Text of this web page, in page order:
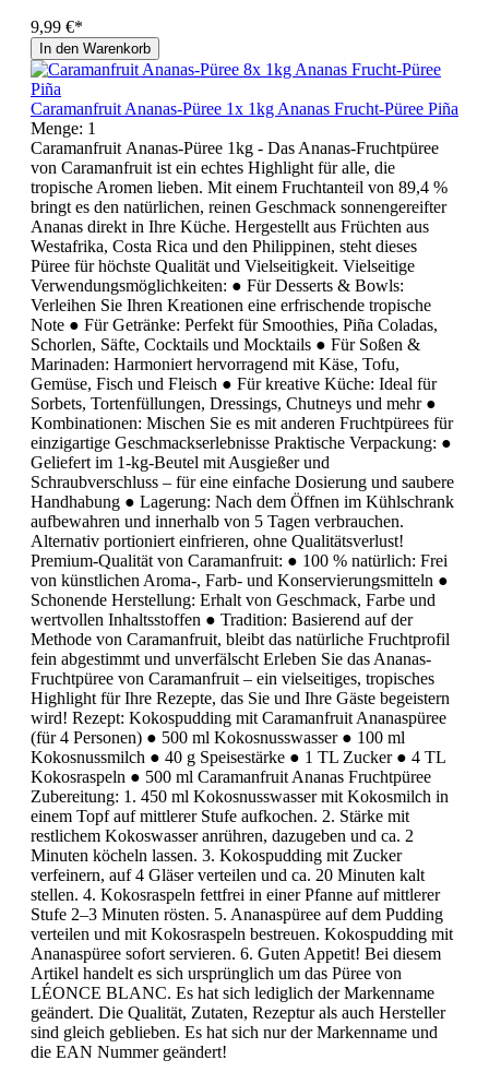
9,99 €*
In den Warenkorb
Caramanfruit Ananas-Püree 1x 1kg Ananas Frucht-Püree Piña
Menge: 1
Caramanfruit Ananas-Püree 1kg - Das Ananas-Fruchtpüree
von Caramanfruit ist ein echtes Highlight für alle, die
tropische Aromen lieben. Mit einem Fruchtanteil von 89,4 %
bringt es den natürlichen, reinen Geschmack sonnengereifter
Ananas direkt in Ihre Küche. Hergestellt aus Früchten aus
Westafrika, Costa Rica und den Philippinen, steht dieses
Püree für höchste Qualität und Vielseitigkeit. Vielseitige
Verwendungsmöglichkeiten: ● Für Desserts & Bowls:
Verleihen Sie Ihren Kreationen eine erfrischende tropische
Note ● Für Getränke: Perfekt für Smoothies, Piña Coladas,
Schorlen, Säfte, Cocktails und Mocktails ● Für Soßen &
Marinaden: Harmoniert hervorragend mit Käse, Tofu,
Gemüse, Fisch und Fleisch ● Für kreative Küche: Ideal für
Sorbets, Tortenfüllungen, Dressings, Chutneys und mehr ●
Kombinationen: Mischen Sie es mit anderen Fruchtpürees für
einzigartige Geschmackserlebnisse Praktische Verpackung: ●
Geliefert im 1-kg-Beutel mit Ausgießer und
Schraubverschluss – für eine einfache Dosierung und saubere
Handhabung ● Lagerung: Nach dem Öffnen im Kühlschrank
aufbewahren und innerhalb von 5 Tagen verbrauchen.
Alternativ portioniert einfrieren, ohne Qualitätsverlust!
Premium-Qualität von Caramanfruit: ● 100 % natürlich: Frei
von künstlichen Aroma-, Farb- und Konservierungsmitteln ●
Schonende Herstellung: Erhalt von Geschmack, Farbe und
wertvollen Inhaltsstoffen ● Tradition: Basierend auf der
Methode von Caramanfruit, bleibt das natürliche Fruchtprofil
fein abgestimmt und unverfälscht Erleben Sie das Ananas-
Fruchtpüree von Caramanfruit – ein vielseitiges, tropisches
Highlight für Ihre Rezepte, das Sie und Ihre Gäste begeistern
wird! Rezept: Kokospudding mit Caramanfruit Ananaspüree
(für 4 Personen) ● 500 ml Kokosnusswasser ● 100 ml
Kokosnussmilch ● 40 g Speisestärke ● 1 TL Zucker ● 4 TL
Kokosraspeln ● 500 ml Caramanfruit Ananas Fruchtpüree
Zubereitung: 1. 450 ml Kokosnusswasser mit Kokosmilch in
einem Topf auf mittlerer Stufe aufkochen. 2. Stärke mit
restlichem Kokoswasser anrühren, dazugeben und ca. 2
Minuten köcheln lassen. 3. Kokospudding mit Zucker
verfeinern, auf 4 Gläser verteilen und ca. 20 Minuten kalt
stellen. 4. Kokosraspeln fettfrei in einer Pfanne auf mittlerer
Stufe 2–3 Minuten rösten. 5. Ananaspüree auf dem Pudding
verteilen und mit Kokosraspeln bestreuen. Kokospudding mit
Ananaspüree sofort servieren. 6. Guten Appetit! Bei diesem
Artikel handelt es sich ursprünglich um das Püree von
LÉONCE BLANC. Es hat sich lediglich der Markenname
geändert. Die Qualität, Zutaten, Rezeptur als auch Hersteller
sind gleich geblieben. Es hat sich nur der Markenname und
die EAN Nummer geändert!